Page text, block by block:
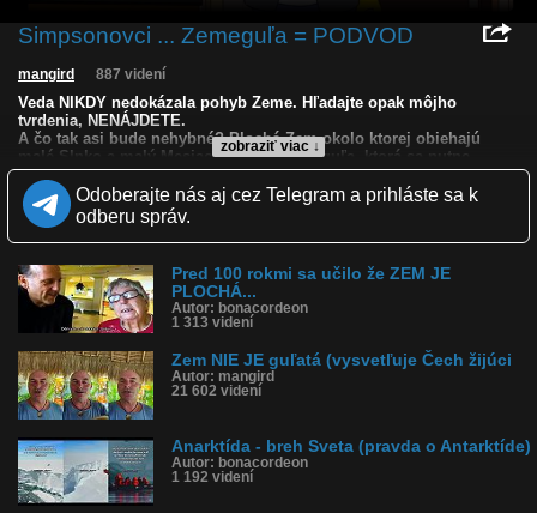
Simpsonovci ... Zemeguľa = PODVOD
zobraziť viac ↓
mangird 887 videní
Veda NIKDY nedokázala pohyb Zeme. Hľadajte opak môjho
tvrdenia, NENÁJDETE.
A čo tak asi bude nehybné? Plochá Zem okolo ktorej obiehajú
malé Slnko a malý Mesiac, ALEBO Zemeguľa, ktorá sa nutne
potrebuje točiť okolo svojej osi a okolo Slnka aby sa striedali deň,
noc a ročné obdobia?
Začnite premýšľať...
Zverejnené: 11.10.2024 12:33
Krajina: Spojené štáty, USA 🇺🇸
Páči sa: 0% (4 hlasov)
Obľúbené: 0
Dľžka: 0:09
Kategória: šokujúce
Tagy: simpsons, simpsonovci, plochá zem, flat earth, placatá zem,
pravda, matrix, spojené štáty, usa
História sledovanosti videa:
Odoberajte nás aj cez Telegram a prihláste sa k
odberu správ.
Pred 100 rokmi sa učilo že ZEM JE
PLOCHÁ...
Autor: bonacordeon
1 313 videní
Zem NIE JE guľatá (vysvetľuje Čech žijúci
Autor: mangird
21 602 videní
Anarktída - breh Sveta (pravda o Antarktíde)
Autor: bonacordeon
1 192 videní